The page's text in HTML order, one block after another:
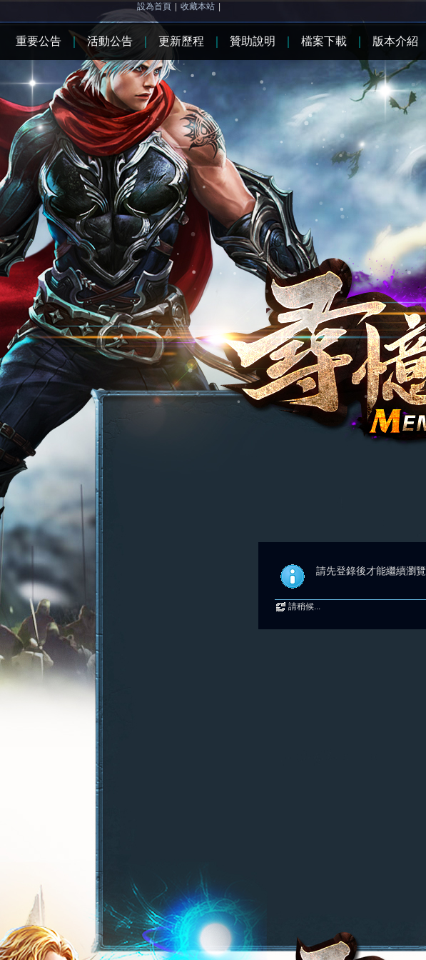
設為首頁 收藏本站
請先登錄後才能繼續瀏覽
請稍候...